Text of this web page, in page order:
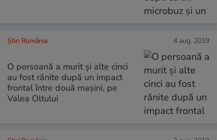
Știri România 4 aug. 2019
O persoană a murit şi alte cinci
au fost rănite după un impact
frontal între două maşini, pe
Valea Oltului